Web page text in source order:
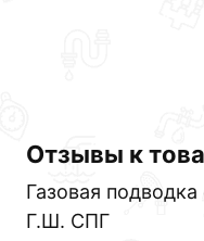
Отзывы к
Газовaя
Г.Ш. СПГ